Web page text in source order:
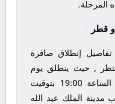
المرحلة.
قطر
تفاصيل إنطلاق صافرة
, حيث ينطلق يوم
19:00 بتوقيت
مدينة الملك عبد الله